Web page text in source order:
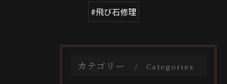
#飛び石修理
カテゴリー Categories